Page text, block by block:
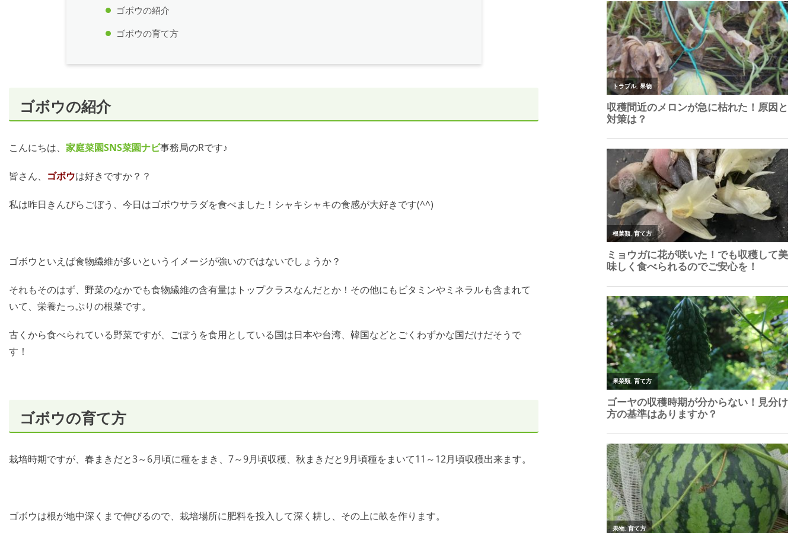
ゴボウの紹介
ゴボウの育て方
ゴボウの紹介
こんにちは、 家庭菜園SNS菜園ナビ事務局のRです♪
皆さん、 ゴボウは好きですか？？
私は昨日きんぴらごぼう、今日はゴボウサラダを食べました！シャキシャキの食感が大好きです(^^)
ゴボウといえば食物繊維が多いというイメージが強いのではないでしょうか？
それもそのはず、野菜のなかでも食物繊維の含有量はトップクラスなんだとか！その他にもビタミンやミネラルも含まれて
いて、栄養たっぷりの根菜です。
古くから食べられている野菜ですが、ごぼうを食用としている国は日本や台湾、韓国などとごくわずかな国だけだそうで
す！
ゴボウの育て方
栽培時期ですが、春まきだと3～6月頃に種をまき、7～9月頃収穫、秋まきだと9月頃種をまいて11～12月頃収穫出来ます。
ゴボウは根が地中深くまで伸びるので、栽培場所に肥料を投入して深く耕し、その上に畝を作ります。